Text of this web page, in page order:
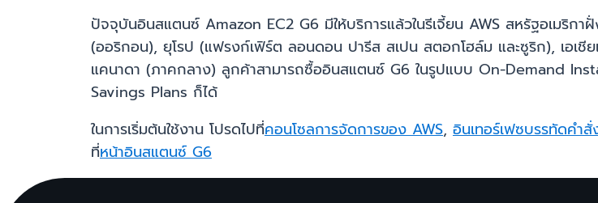
ปัจจุบันอินสแตนซ์ Amazon EC2 G6 มีให้บริการแล้วในรีเจี้ยน AWS สหรัฐอเมริกา
(ออริกอน), ยุโรป (แฟรงก์เฟิร์ต ลอนดอน ปารีส สเปน สตอกโฮล์ม และซูริก), เอเชีย
แคนาดา (ภาคกลาง) ลูกค้าสามารถซื้ออินสแตนซ์ G6 ในรูปแบบ On-Demand
Savings Plans ก็ได้
ในการเริ่มต้นใช้งาน โปรดไปที่คอนโซลการจัดการของ AWS, อินเทอร์เฟซบรรทัดคำ
ที่หน้าอินสแตนซ์ G6